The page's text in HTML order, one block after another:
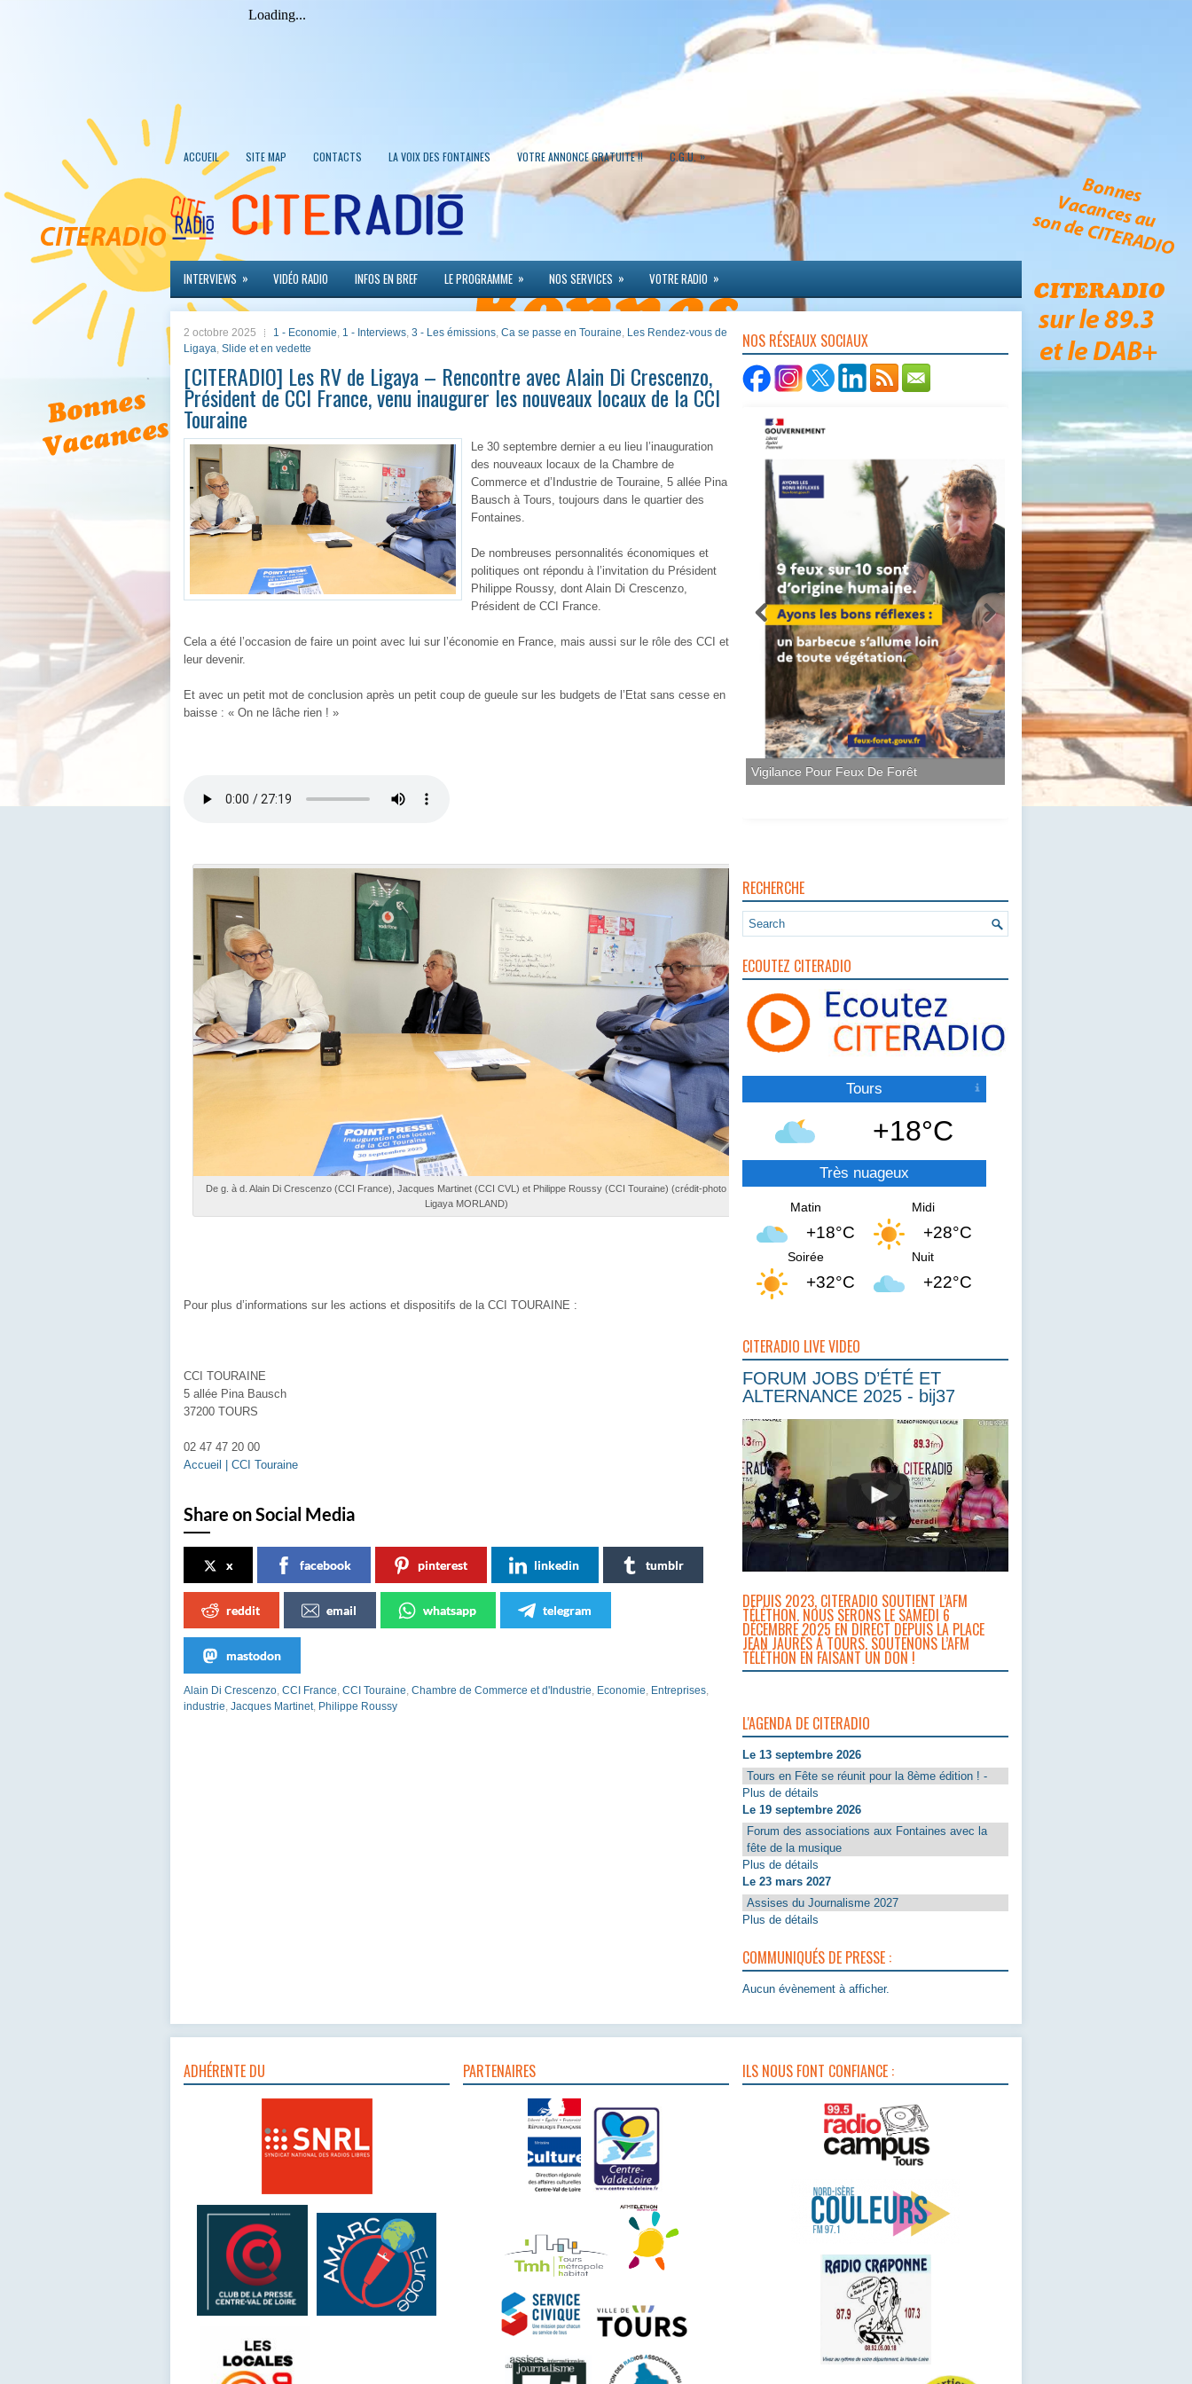
ACCUEIL SITE MAP CONTACTS LA VOIX DES FONTAINES VOTRE ANNONCE GRATUITE !! C.G.U. »
INTERVIEWS » VIDÉO RADIO INFOS EN BREF LE PROGRAMME » NOS SERVICES » VOTRE RADIO »
2 octobre 2025 1 - Economie, 1 - Interviews, 3 - Les émissions, Ca se passe en Touraine, Les Rendez-vous de
Ligaya, Slide et en vedette
[CITERADIO] Les RV de Ligaya – Rencontre avec Alain Di Crescenzo,
Président de CCI France, venu inaugurer les nouveaux locaux de la CCI
Touraine
Le 30 septembre dernier a eu lieu l’inauguration
des nouveaux locaux de la Chambre de
Commerce et d’Industrie de Touraine, 5 allée Pina
Bausch à Tours, toujours dans le quartier des
Fontaines.
De nombreuses personnalités économiques et
politiques ont répondu à l’invitation du Président
Philippe Roussy, dont Alain Di Crescenzo,
Président de CCI France.
Cela a été l’occasion de faire un point avec lui sur l’économie en France, mais aussi sur le rôle des CCI et
leur devenir.
Et avec un petit mot de conclusion après un petit coup de gueule sur les budgets de l’Etat sans cesse en
baisse : « On ne lâche rien ! »
De g. à d. Alain Di Crescenzo (CCI France), Jacques Martinet (CCI CVL) et Philippe Roussy (CCI Touraine) (crédit-photo
Ligaya MORLAND)
Pour plus d’informations sur les actions et dispositifs de la CCI TOURAINE :
CCI TOURAINE
5 allée Pina Bausch
37200 TOURS
02 47 47 20 00
Accueil | CCI Touraine
Share on Social Media
x facebook pinterest linkedin tumblr
reddit email whatsapp telegram
mastodon
Alain Di Crescenzo CCI France CCI Touraine Chambre de Commerce et d'Industrie Economie Entreprises
industrie Jacques Martinet, Philippe Roussy
NOS RÉSEAUX SOCIAUX
Vigilance Pour Feux De Forêt
RECHERCHE
ECOUTEZ CITERADIO
Tours
+18°C
Très nuageux
Matin
+18°C
Midi
+28°C
Soirée
+32°C
Nuit
+22°C
CITERADIO LIVE VIDEO
FORUM JOBS D’ÉTÉ ET
ALTERNANCE 2025 - bij37
DEPUIS 2023, CITERADIO SOUTIENT L’AFM
TÉLÉTHON. NOUS SERONS LE SAMEDI 6
DÉCEMBRE 2025 EN DIRECT DEPUIS LA PLACE
JEAN JAURÈS À TOURS. SOUTENONS L’AFM
TÉLÉTHON EN FAISANT UN DON !
L'AGENDA DE CITERADIO
Le 13 septembre 2026
Tours en Fête se réunit pour la 8ème édition ! -
Plus de détails
Le 19 septembre 2026
Forum des associations aux Fontaines avec la
fête de la musique
Plus de détails
Le 23 mars 2027
Assises du Journalisme 2027
Plus de détails
COMMUNIQUÉS DE PRESSE :
Aucun évènement à afficher.
ADHÉRENTE DU PARTENAIRES ILS NOUS FONT CONFIANCE :